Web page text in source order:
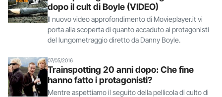
dopo il cult di Boyle (VIDEO)
Il nuovo video approfondimento di Movieplayer.it vi
porta alla scoperta di quanto accaduto ai protagonisti
del lungometraggio diretto da Danny Boyle.
07/05/2016
Trainspotting 20 anni dopo: Che fine
hanno fatto i protagonisti?
Mentre aspettiamo il seguito della pellicola di culto di